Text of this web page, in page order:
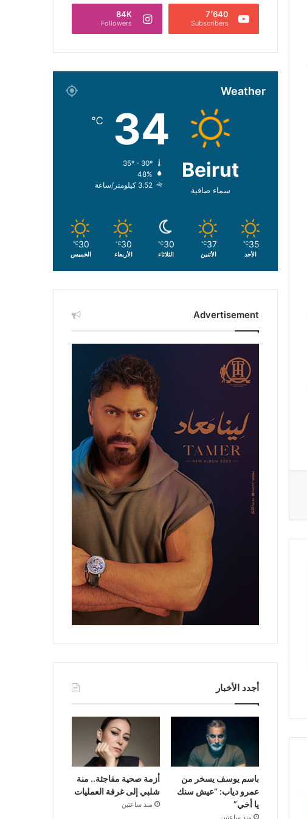
7٬640
Subscribers
84K
Followers
Weather
Beirut
سماء صافية
34
℃
48%
3.52 كيلومتر/ساعة
35
℃
الأحد
37
℃
الأثنين
30
℃
الثلاثاء
30
℃
الأربعاء
30
℃
الخميس
Advertisement
أجدد الأخبار
باسم يوسف يسخر من
عمرو دياب: “عيش سنك
يا أخي”
منذ ساعتين
أزمة صحية مفاجئة.. منة
شلبي إلى غرفة العمليات
منذ ساعتين